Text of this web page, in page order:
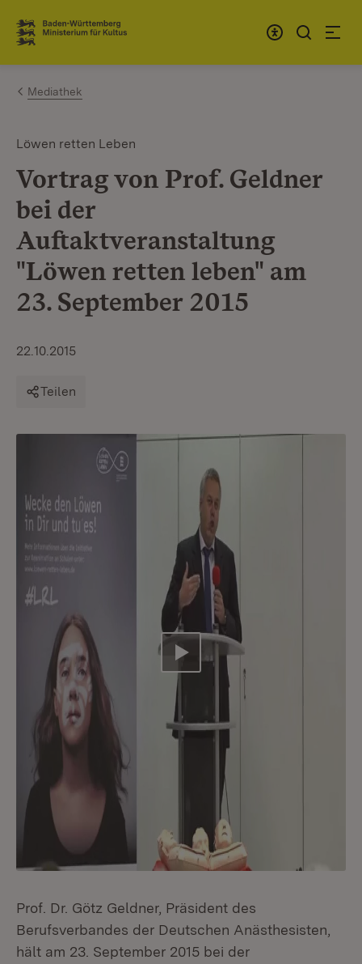
Zum Inhalt springen
Link zur Startseite
Mediathek
Löwen retten Leben
Vortrag von Prof. Geldner
bei der
Auftaktveranstaltung
"Löwen retten leben" am
23. September 2015
22.10.2015
Teilen
Video abspielen
Prof. Dr. Götz Geldner, Präsident des
Berufsverbandes der Deutschen Anästhesisten,
hält am 23. September 2015 bei der